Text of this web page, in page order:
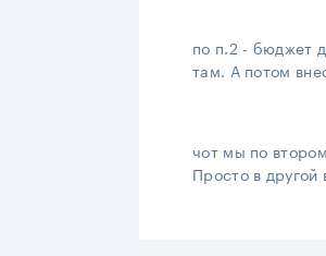
по п.2 - бюджет
там. А потом
чот мы по
Просто в другой